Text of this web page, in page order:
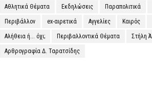
Αθλητικά Θέματα Εκδηλώσεις Παραπολιτικά
Περιβάλλον ex-αιρετικά Αγγελίες Καιρός
Αλήθεια ή... όχι; Περιβαλλοντικά Θέματα Στήλη
Αρθρογραφία Δ. Ταρατσίδης